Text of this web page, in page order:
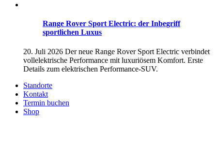
Range Rover Sport Electric: der Inbegriff
sportlichen Luxus
20. Juli 2026 Der neue Range Rover Sport Electric verbindet
vollelektrische Performance mit luxuriösem Komfort. Erste
Details zum elektrischen Performance-SUV.
Standorte
Kontakt
Termin buchen
Shop